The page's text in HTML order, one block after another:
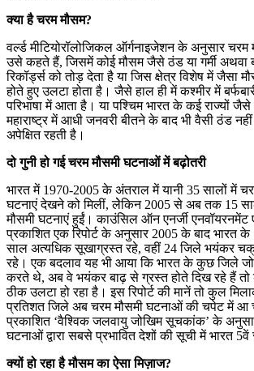
क्या है चरम मौसम?
वर्ल्ड मीटियोरॉलोजिकल ऑर्गनाइजेशन के अनुसार चरम
उसे कहते हैं, जिसमें कोई मौसम जैसे ठंड या गर्मी अथवा
रिकॉर्ड्स को तोड़ देता है या जिस क्षेत्र विशेष में जैसा
होते हुए उलटा होता है। जैसे हाल ही में कश्मीर में
परिभाषा में आता है। या पश्चिम भारत के कई राज्यों
महाराष्ट्र में आधी जनवरी बीतने के बाद भी वैसी ठंड
अपेक्षित रहती है।
दो गुनी हो गई चरम मौसमी घटनाओं में बढ़ोतरी
भारत में 1970-2005 के अंतराल में यानी 35 सालों में
घटनाएं देखने को मिलीं, लेेकिन 2005 से अब तक 15
मौसमी घटनाएं हुईं। काउंसिल ऑन एनर्जी एनवॉयरनमेंट एंड
प्रकाशित एक रिपोर्ट के अनुसार 2005 के बाद भारत
साल अत्यधिक सूखाग्रस्त रहे, वहीं 24 जिले भयंकर
रहे। एक बदलाव यह भी आया कि भारत के कुछ जिले
करते थे, अब वे भयंकर बाढ़ से ग्रस्त होते दिख रहे हैं
ठीक उलटा हो रहा है। इस रिपोर्ट की मानें तो कुल
प्रतिशत जिले अब चरम मौसमी घटनाओं की चपेट में आ
प्रकाशित ‘वैश्विक जलवायु जोखिम सूचकांक’ के
घटनाओं द्वारा सबसे प्रभावित देशों की सूची में भारत 5वें
क्यों हो रहा है मौसम का ऐसा मिज़ाज?